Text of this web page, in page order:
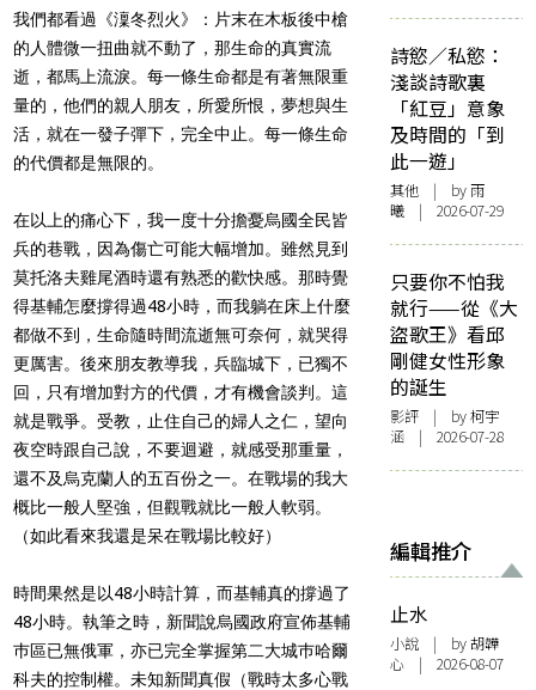
我們都看過《澟冬烈火》：片末在木板後中槍
的人體微一扭曲就不動了，那生命的真實流
逝，都馬上流淚。每一條生命都是有著無限重
量的，他們的親人朋友，所愛所恨，夢想與生
活，就在一發子彈下，完全中止。每一條生命
的代價都是無限的。
在以上的痛心下，我一度十分擔憂烏國全民皆
兵的巷戰，因為傷亡可能大幅增加。雖然見到
莫托洛夫雞尾酒時還有熟悉的歡快感。那時覺
得基輔怎麼撐得過48小時，而我躺在床上什麼
都做不到，生命隨時間流逝無可奈何，就哭得
更厲害。後來朋友教導我，兵臨城下，已獨不
回，只有增加對方的代價，才有機會談判。這
就是戰爭。受教，止住自己的婦人之仁，望向
夜空時跟自己說，不要迴避，就感受那重量，
還不及烏克蘭人的五百份之一。在戰場的我大
概比一般人堅強，但觀戰就比一般人軟弱。
（如此看來我還是呆在戰場比較好）
時間果然是以48小時計算，而基輔真的撐過了
48小時。執筆之時，新聞說烏國政府宣佈基輔
巿區已無俄軍，亦已完全掌握第二大城巿哈爾
科夫的控制權。未知新聞真假（戰時太多心戰
詩慾／私慾：
淺談詩歌裏
「紅豆」意象
及時間的「到
此一遊」
其他 | by 雨
曦 | 2026-07-29
只要你不怕我
就行——從《大
盜歌王》看邱
剛健女性形象
的誕生
影評 | by 柯宇
涵 | 2026-07-28
編輯推介
止水
小說 | by 胡韡
心 | 2026-08-07